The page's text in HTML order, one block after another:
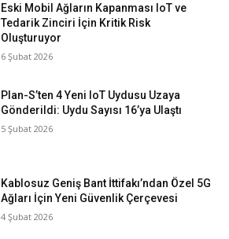
Eski Mobil Ağların Kapanması IoT ve
Tedarik Zinciri İçin Kritik Risk
Oluşturuyor
6 Şubat 2026
Plan-S’ten 4 Yeni IoT Uydusu Uzaya
Gönderildi: Uydu Sayısı 16’ya Ulaştı
5 Şubat 2026
Kablosuz Geniş Bant İttifakı’ndan Özel 5G
Ağları İçin Yeni Güvenlik Çerçevesi
4 Şubat 2026